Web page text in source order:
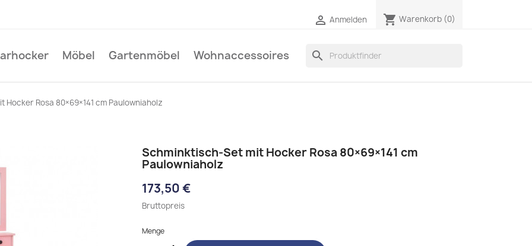
 Anmelden shopping_cart Warenkorb (0)
Möbel Gartenmöbel Wohnaccessoires search
Hocker Rosa 80×69×141 cm Paulowniaholz
Schminktisch-Set mit Hocker Rosa 80×69×141 cm
Paulowniaholz
173,50 €
Bruttopreis
Menge